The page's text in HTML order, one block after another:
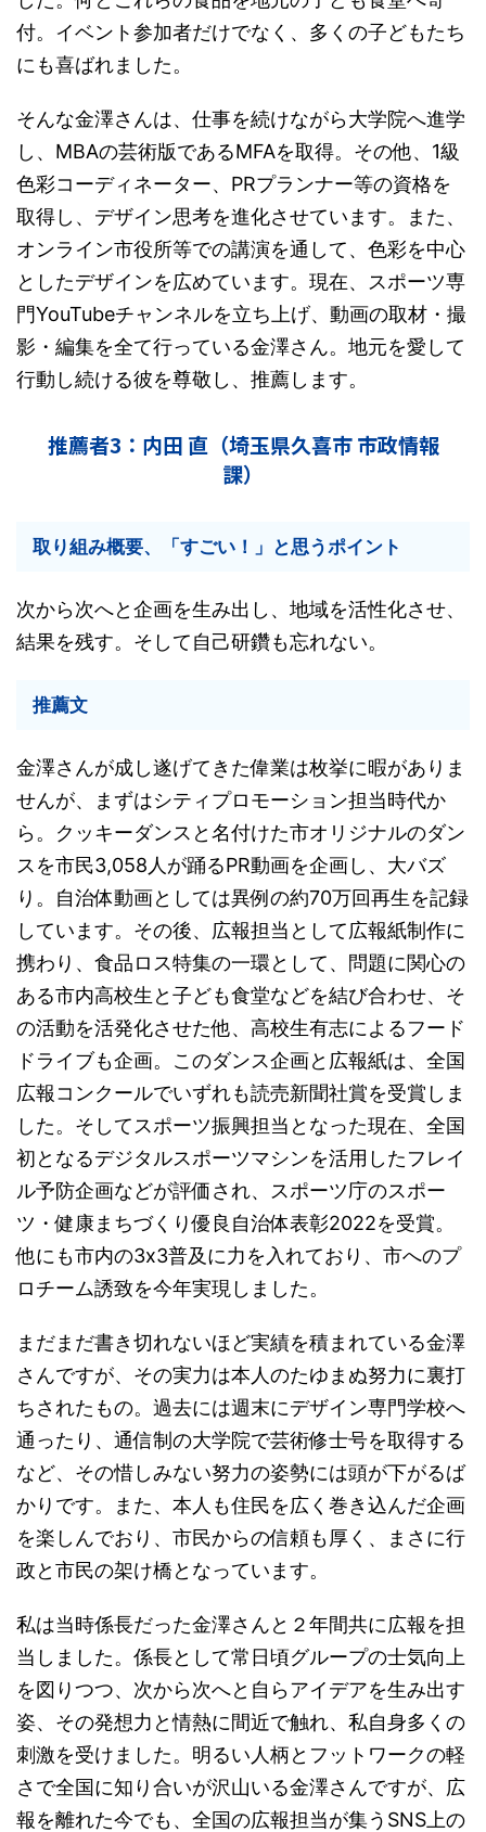
付。イベント参加者だけでなく、多くの子どもたち
にも喜ばれました。
そんな金澤さんは、仕事を続けながら大学院へ進学
し、MBAの芸術版であるMFAを取得。その他、1級
色彩コーディネーター、PRプランナー等の資格を
取得し、デザイン思考を進化させています。また、
オンライン市役所等での講演を通して、色彩を中心
としたデザインを広めています。現在、スポーツ専
門YouTubeチャンネルを立ち上げ、動画の取材・撮
影・編集を全て行っている金澤さん。地元を愛して
行動し続ける彼を尊敬し、推薦します。
推薦者3：内田 直（埼玉県久喜市 市政情報
課）
取り組み概要、「すごい！」と思うポイント
次から次へと企画を生み出し、地域を活性化させ、
結果を残す。そして自己研鑽も忘れない。
推薦文
金澤さんが成し遂げてきた偉業は枚挙に暇がありま
せんが、まずはシティプロモーション担当時代か
ら。クッキーダンスと名付けた市オリジナルのダン
スを市民3,058人が踊るPR動画を企画し、大バズ
り。自治体動画としては異例の約70万回再生を記録
しています。その後、広報担当として広報紙制作に
携わり、食品ロス特集の一環として、問題に関心の
ある市内高校生と子ども食堂などを結び合わせ、そ
の活動を活発化させた他、高校生有志によるフード
ドライブも企画。このダンス企画と広報紙は、全国
広報コンクールでいずれも読売新聞社賞を受賞しま
した。そしてスポーツ振興担当となった現在、全国
初となるデジタルスポーツマシンを活用したフレイ
ル予防企画などが評価され、スポーツ庁のスポー
ツ・健康まちづくり優良自治体表彰2022を受賞。
他にも市内の3x3普及に力を入れており、市へのプ
ロチーム誘致を今年実現しました。
まだまだ書き切れないほど実績を積まれている金澤
さんですが、その実力は本人のたゆまぬ努力に裏打
ちされたもの。過去には週末にデザイン専門学校へ
通ったり、通信制の大学院で芸術修士号を取得する
など、その惜しみない努力の姿勢には頭が下がるば
かりです。また、本人も住民を広く巻き込んだ企画
を楽しんでおり、市民からの信頼も厚く、まさに行
政と市民の架け橋となっています。
私は当時係長だった金澤さんと２年間共に広報を担
当しました。係長として常日頃グループの士気向上
を図りつつ、次から次へと自らアイデアを生み出す
姿、その発想力と情熱に間近で触れ、私自身多くの
刺激を受けました。明るい人柄とフットワークの軽
さで全国に知り合いが沢山いる金澤さんですが、広
報を離れた今でも、全国の広報担当が集うSNS上の